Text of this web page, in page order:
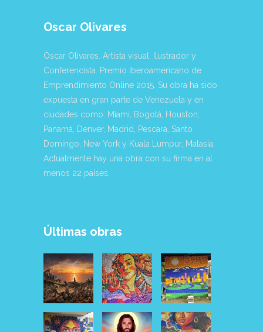
Oscar Olivares
Oscar Olivares. Artista visual, Ilustrador y
Conferencista. Premio Iberoamericano de
Emprendimiento Online 2015. Su obra ha sido
expuesta en gran parte de Venezuela y en
ciudades como: Miami, Bogotá, Houston,
Panamá, Denver, Madrid, Pescara, Santo
Domingo, New York y Kuala Lumpur, Malasia.
Actualmente hay una obra con su firma en al
menos 22 países.
Últimas obras